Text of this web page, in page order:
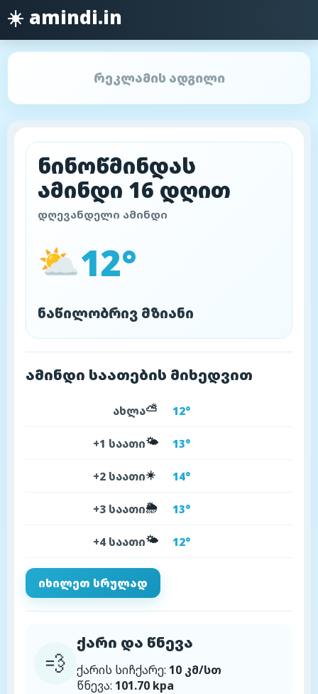
☀️ amindi.in
რეკლამის ადგილი
ნინოწმინდას
ამინდი 16 დღით
დღევანდელი ამინდი
⛅12°
ნაწილობრივ მზიანი
ამინდი საათების მიხედვით
ახლა⛅ 12°
+1 საათი🌤️ 13°
+2 საათი☀️ 14°
+3 საათი🌦️ 13°
+4 საათი🌤️ 12°
იხილეთ სრულად
💨
ქარი და წნევა
ქარის სიჩქარე: 10 კმ/სთ
წნევა: 101.70 kpa